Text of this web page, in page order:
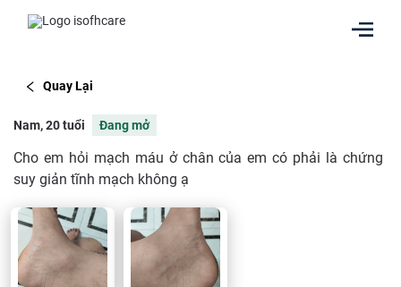
Quay Lại
Nam, 20 tuổi Đang mở
Cho em hỏi mạch máu ở chân của em có phải là chứng
suy giản tĩnh mạch không ạ